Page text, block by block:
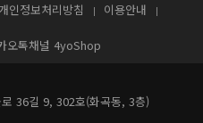
개인정보처리방침 이용안내
오톡채널 4yoShop
36길 9, 302호(화곡동, 3층)